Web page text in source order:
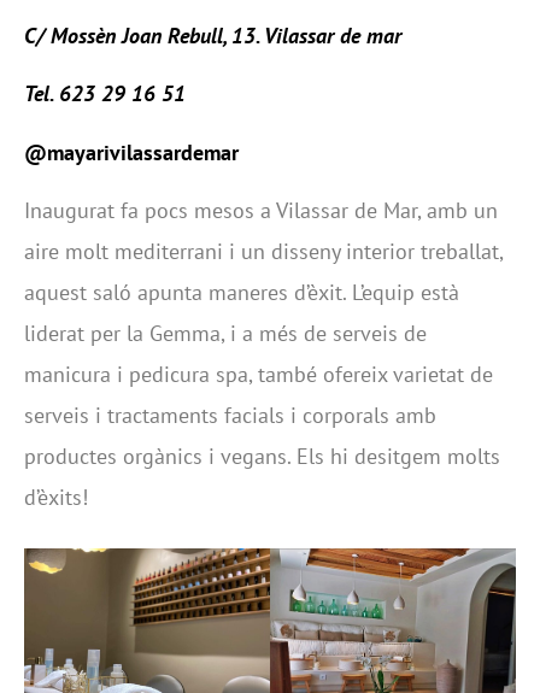
C/ Mossèn Joan Rebull, 13. Vilassar de mar
Tel. 623 29 16 51
@mayarivilassardemar
Inaugurat fa pocs mesos a Vilassar de Mar, amb un
aire molt mediterrani i un disseny interior treballat,
aquest saló apunta maneres d’èxit. L’equip està
liderat per la Gemma, i a més de serveis de
manicura i pedicura spa, també ofereix varietat de
serveis i tractaments facials i corporals amb
productes orgànics i vegans. Els hi desitgem molts
d’èxits!